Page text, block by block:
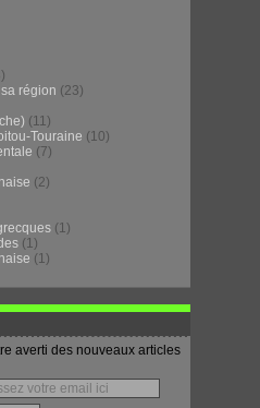
région (23)
(11)
Touraine (10)
(7)
(2)
(1)
(1)
(1)
averti des nouveaux articles